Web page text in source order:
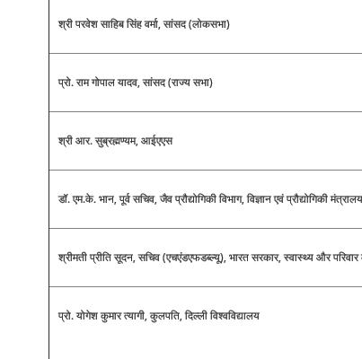
श्री परवेश साहिब सिंह वर्मा, सांसद (लोकसभा)
प्रो. राम गोपाल यादव, सांसद (राज्य सभा)
श्री आर. सुब्रह्मण्यम, आईएएस
डॉ. एम.के. भान, पूर्व सचिव, जैव प्रौद्योगिकी विभाग, विज्ञान एवं प्रौद्योगिकी मंत्रालय
श्रीमती प्रीति सूदन, सचिव (एचएंडएफडब्ल्यू), भारत सरकार, स्वास्थ्य और
प्रो. योगेश कुमार त्यागी, कुलपति, दिल्ली विश्वविद्यालय